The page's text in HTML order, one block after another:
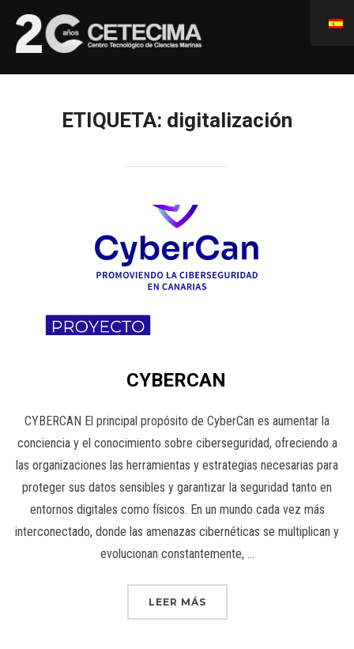
ETIQUETA: digitalización
CYBERCAN
CYBERCAN El principal propósito de CyberCan es aumentar la
conciencia y el conocimiento sobre ciberseguridad, ofreciendo a
las organizaciones las herramientas y estrategias necesarias para
proteger sus datos sensibles y garantizar la seguridad tanto en
entornos digitales como físicos. En un mundo cada vez más
interconectado, donde las amenazas cibernéticas se multiplican y
evolucionan constantemente, …
LEER MÁS